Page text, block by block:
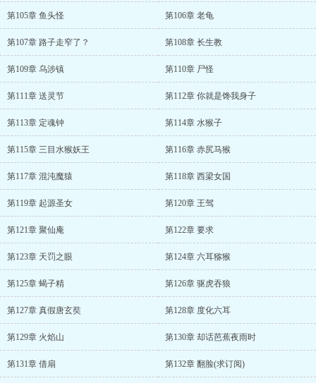
第105章 鱼头怪 第106章 老龟
第107章 路子走窄了？ 第108章 长生教
第109章 乌涉镇 第110章 尸怪
第111章 送灵节 第112章 你就是馋我身子
第113章 定魂钟 第114章 水猴子
第115章 三目水猴妖王 第116章 赤尻马猴
第117章 混沌魔猿 第118章 西梁女国
第119章 起源圣女 第120章 王驾
第121章 聚仙庵 第122章 要求
第123章 天罚之眼 第124章 六耳猕猴
第125章 蝎子精 第126章 驱虎吞狼
第127章 真假唐玄奘 第128章 度化六耳
第129章 火焰山 第130章 却话芭蕉夜雨时
第131章 借扇 第132章 翻脸(求订阅)